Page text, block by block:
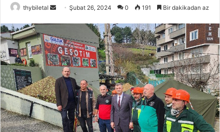
thybiletal
Bir
göndermek
Şubat 26, 2024 0 191 Bir dakikadan az